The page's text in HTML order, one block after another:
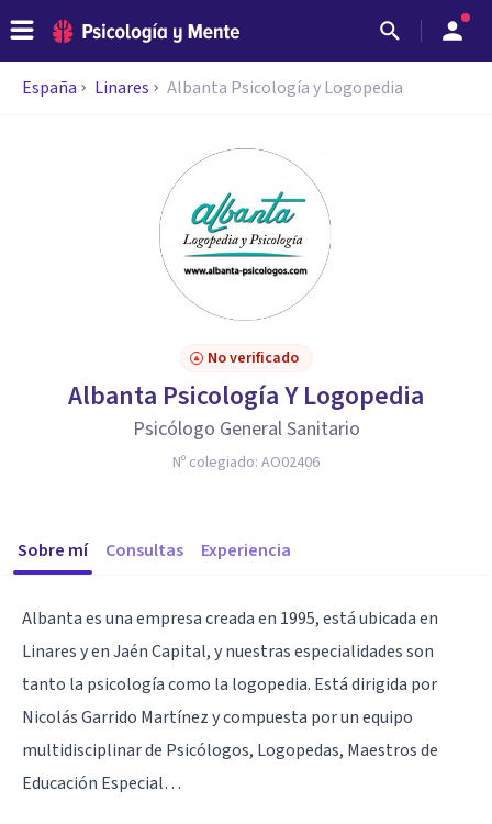
España Linares Albanta Psicología y Logopedia
No verificado
Albanta Psicología Y Logopedia
Psicólogo General Sanitario
Nº colegiado: AO02406
Sobre mí Consultas Experiencia
Albanta es una empresa creada en 1995, está ubicada en
Linares y en Jaén Capital, y nuestras especialidades son
tanto la psicología como la logopedia. Está dirigida por
Nicolás Garrido Martínez y compuesta por un equipo
multidisciplinar de Psicólogos, Logopedas, Maestros de
Educación Especial…